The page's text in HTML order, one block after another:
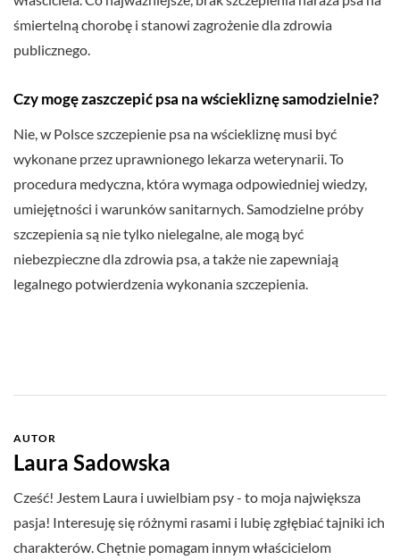
śmiertelną chorobę i stanowi zagrożenie dla zdrowia
publicznego.
Czy mogę zaszczepić psa na wściekliznę samodzielnie?
Nie, w Polsce szczepienie psa na wściekliznę musi być
wykonane przez uprawnionego lekarza weterynarii. To
procedura medyczna, która wymaga odpowiedniej wiedzy,
umiejętności i warunków sanitarnych. Samodzielne próby
szczepienia są nie tylko nielegalne, ale mogą być
niebezpieczne dla zdrowia psa, a także nie zapewniają
legalnego potwierdzenia wykonania szczepienia.
AUTOR
Laura Sadowska
Cześć! Jestem Laura i uwielbiam psy - to moja największa
pasja! Interesuję się różnymi rasami i lubię zgłębiać tajniki ich
charakterów. Chętnie pomagam innym właścicielom